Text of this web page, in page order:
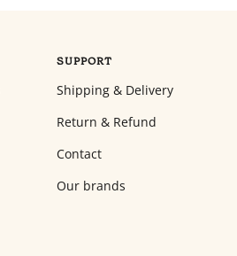
SUPPORT
Shipping & Delivery
Return & Refund
Contact
Our brands